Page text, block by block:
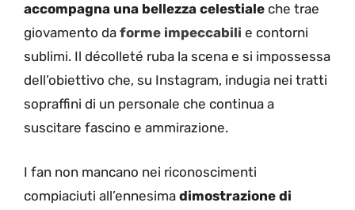
accompagna una bellezza celestiale che trae
giovamento da forme impeccabili e contorni
sublimi. Il décolleté ruba la scena e si impossessa
dell’obiettivo che, su Instagram, indugia nei tratti
sopraffini di un personale che continua a
suscitare fascino e ammirazione.
I fan non mancano nei riconoscimenti
compiaciuti all’ennesima dimostrazione di